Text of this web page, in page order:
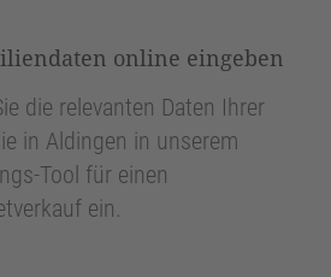
online eingeben
die relevanten Daten Ihrer
in Aldingen in unserem
Tool für einen
ein.